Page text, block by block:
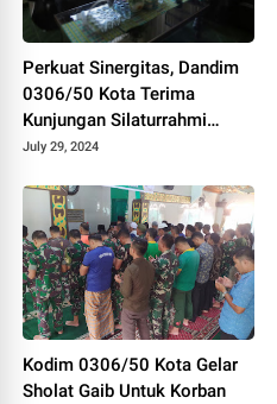
Perkuat Sinergitas, Dandim
0306/50 Kota Terima
Kunjungan Silaturrahmi
Ketua Pengadilan Negeri
July 29, 2024
Kodim 0306/50 Kota Gelar
Sholat Gaib Untuk Korban